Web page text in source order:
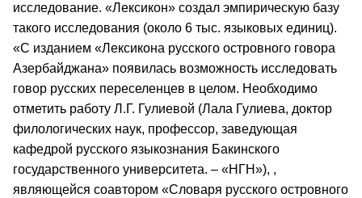
исследование. «Лексикон» создал эмпирическую базу
такого исследования (около 6 тыс. языковых единиц).
«С изданием «Лексикона русского островного говора
Азербайджана» появилась возможность исследовать
говор русских переселенцев в целом. Необходимо
отметить работу Л.Г. Гулиевой (Лала Гулиева, доктор
филологических наук, профессор, заведующая
кафедрой русского языкознания Бакинского
государственного университета. – «НГН»), ,
являющейся соавтором «Словаря русского островного